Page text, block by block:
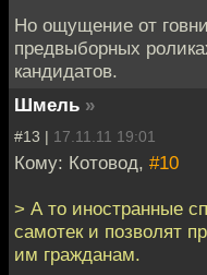
Но ощущение от
предвыборных
кандидатов.
Шмель »
#13 | 17.11.11 19:01
Кому: Котовод, #10
> А то иностранные
самотек и позволят
им гражданам.